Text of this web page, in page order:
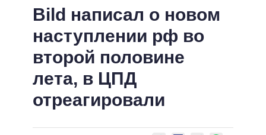
ЛЕНТА
СТАТЬИ
МНЕНИЯ
ОБЗОРЫ
ДАЙДЖЕСТЫ
ОБЩЕСТВО
МИР
ПОЛИТИКИ
ВСЕ ПОЛИТИКИ
ПРЕЗИДЕНТ И ОФИС
ВЕРХОВНАЯ РАДА
КАБИНЕТ МИНИСТРОВ
ГЛАВЫ ОБЛАДМИНИСТРАЦИЙ
ИНФОГРАФИКА
ВИДЕО
ПОДДЕРЖАТЬ
Bild написал о новом
наступлении рф во
второй половине
лета, в ЦПД
отреагировали